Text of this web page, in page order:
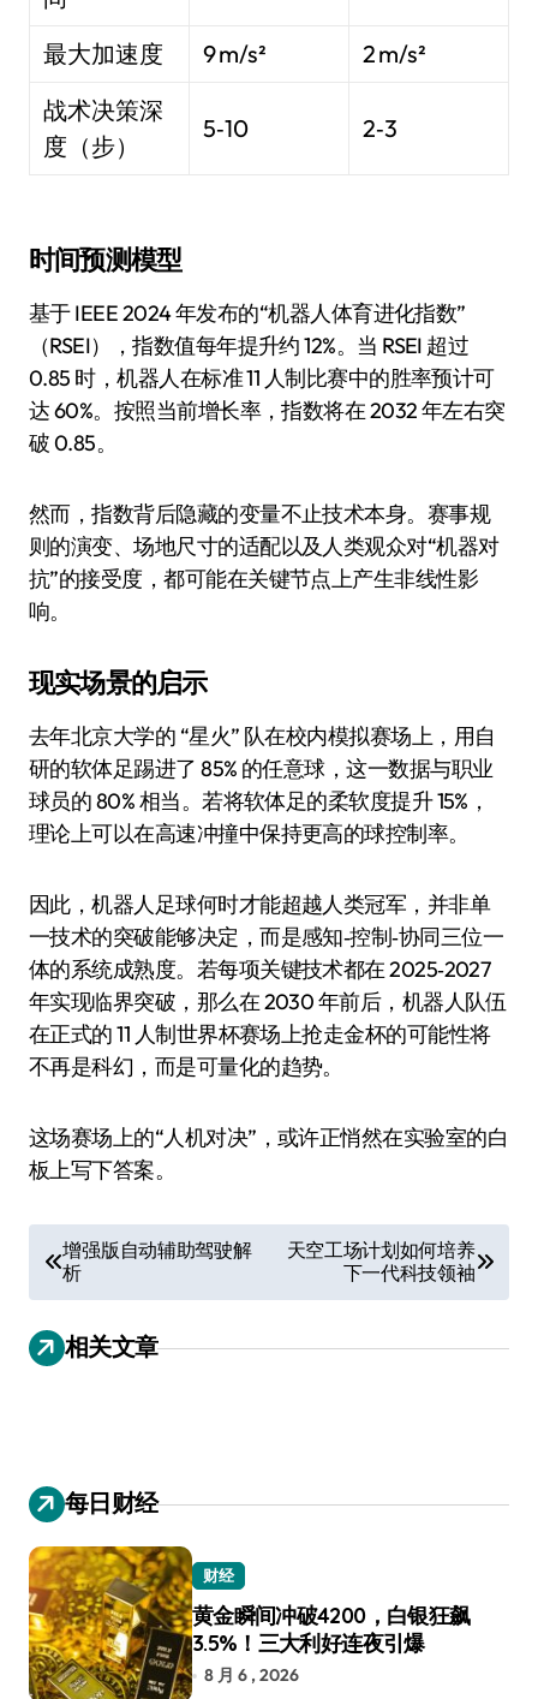
最大加速度 9 m/s²
2 m/s²
战术决策深
度（步）
5‑10 2‑3
时间预测模型
基于 IEEE 2024 年发布的“机器人体育进化指数”
（RSEI），指数值每年提升约 12%。当 RSEI 超过
0.85 时，机器人在标准 11 人制比赛中的胜率预计可
达 60%。按照当前增长率，指数将在 2032 年左右突
破 0.85。
然而，指数背后隐藏的变量不止技术本身。赛事规
则的演变、场地尺寸的适配以及人类观众对“机器对
抗”的接受度，都可能在关键节点上产生非线性影
响。
现实场景的启示
去年北京大学的 “星火” 队在校内模拟赛场上，用自
研的软体足踢进了 85% 的任意球，这一数据与职业
球员的 80% 相当。若将软体足的柔软度提升 15%，
理论上可以在高速冲撞中保持更高的球控制率。
因此，机器人足球何时才能超越人类冠军，并非单
一技术的突破能够决定，而是感知‑控制‑协同三位一
体的系统成熟度。若每项关键技术都在 2025‑2027
年实现临界突破，那么在 2030 年前后，机器人队伍
在正式的 11 人制世界杯赛场上抢走金杯的可能性将
不再是科幻，而是可量化的趋势。
这场赛场上的“人机对决”，或许正悄然在实验室的白
板上写下答案。
章
导
航
增强版自动辅助驾驶解
析
天空工场计划如何培养
下一代科技领袖
相关文章
每日财经
财经
黄金瞬间冲破4200，白银狂飙
3.5%！三大利好连夜引爆
8 月 6 , 2026